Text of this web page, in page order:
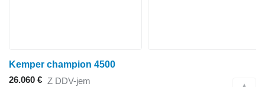
Kemper champion 4500
26.060 € Z DDV-jem